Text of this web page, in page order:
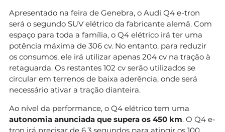
Apresentado na feira de Genebra, o Audi Q4 e-tron
será o segundo SUV elétrico da fabricante alemã. Com
espaço para toda a família, o Q4 elétrico irá ter uma
potência máxima de 306 cv. No entanto, para reduzir
os consumos, ele irá utilizar apenas 204 cv na tração à
retaguarda. Os restantes 102 cv serão utilizados se
circular em terrenos de baixa aderência, onde será
necessário ativar a tração dianteira.
Ao nível da performance, o Q4 elétrico tem uma
autonomia anunciada que supera os 450 km. O Q4 e-